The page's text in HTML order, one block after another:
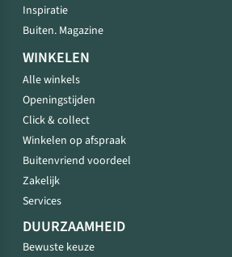
Inspiratie
Buiten. Magazine
WINKELEN
Alle winkels
Openingstijden
Click & collect
Winkelen op afspraak
Buitenvriend voordeel
Zakelijk
Services
DUURZAAMHEID
Bewuste keuze